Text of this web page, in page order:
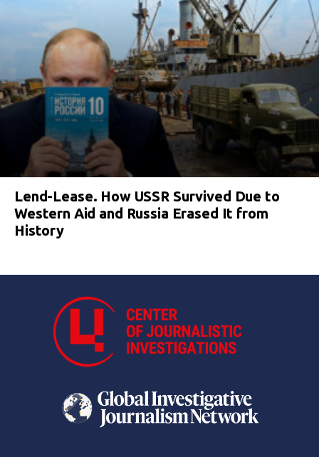
Lend-Lease. How USSR Survived Due to
Western Aid and Russia Erased It from
History